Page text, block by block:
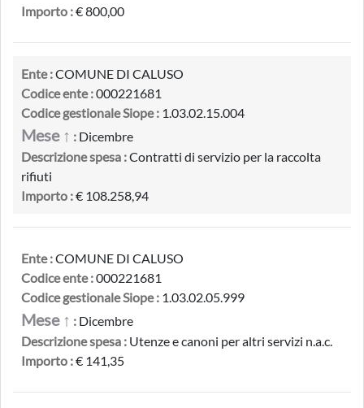
Importo :€ 800,00
Ente :COMUNE DI CALUSO
Codice ente :000221681
Codice gestionale Siope : 1.03.02.15.004
Mese ↑ : Dicembre
Descrizione spesa :Contratti di servizio per la raccolta
rifiuti
Importo :€ 108.258,94
Ente :COMUNE DI CALUSO
Codice ente :000221681
Codice gestionale Siope : 1.03.02.05.999
Mese ↑ : Dicembre
Descrizione spesa : Utenze e canoni per altri servizi n.a.c.
Importo :€ 141,35